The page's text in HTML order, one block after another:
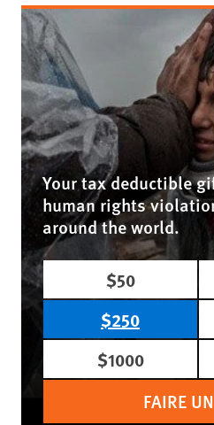
Your tax deductible
human rights
around the world.
$50
$250
$1000
FAIRE